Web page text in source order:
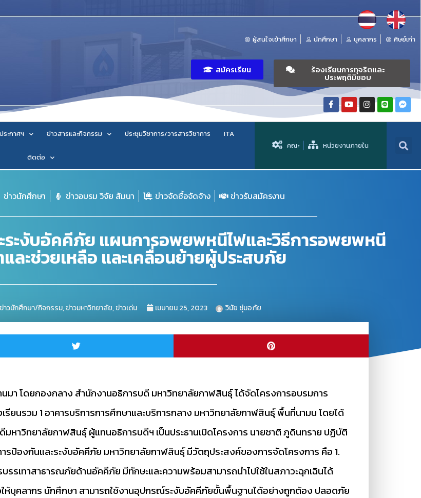
ผู้สนใจเข้าศึกษา นักศึกษา บุคลากร ศิษย์เก่า
สมัครเรียน ร้องเรียนการทุจริตและ
ประพฤติมิชอบ
ะกาศฯ ข่าวสารและกิจกรรม ประชุมวิชาการ/วารสารวิชาการ ITA
ติดต่อ
คณะ หน่วยงานภายใน
ข่าวนักศึกษา ข่าวอบรม วิจัย สัมนา ข่าวจัดซื้อจัดจ้าง ข่าวรับสมัครงาน
ะงับอัคคีภัย แผนการอพยพหนีไฟและวิธีการอพยพหนี
ละช่วยเหลือ และเคลื่อนย้ายผู้ประสบภัย
ข่าวนักศึกษา/กิจกรรม,ข่าวมหาวิทยาลัย,ข่าวเด่น เมษายน 25, 2023 วินัย ชุ่มอภัย
มา โดยกองกลาง สำนักงานอธิการบดี มหาวิทยาลัยกาฬสินธุ์ ได้จัดโครงการอบรมการ
นรวม 1 อาคารบริการการศึกษาและบริการกลาง มหาวิทยาลัยกาฬสินธุ์ พื้นที่นามน โดยได้
าวิทยาลัยกาฬสินธุ์ ผู้แทนอธิการบดีฯ เป็นประธานเปิดโครงการ นายชาติ ภูดินทราย ปฏิบัติ
รป้องกันและระงับอัคคีภัย มหาวิทยาลัยกาฬสินธุ์ มีวัตถุประสงค์ของการจัดโครงการ คือ 1.
รรเทาสาธารณภัยด้านอัคคีภัย มีทักษะและความพร้อมสามารถนำไปใช้ในสภาวะฉุกเฉินได้
ห้บุคลากร นักศึกษา สามารถใช้งานอุปกรณ์ระงับอัคคีภัยขั้นพื้นฐานได้อย่างถูกต้อง ปลอดภัย